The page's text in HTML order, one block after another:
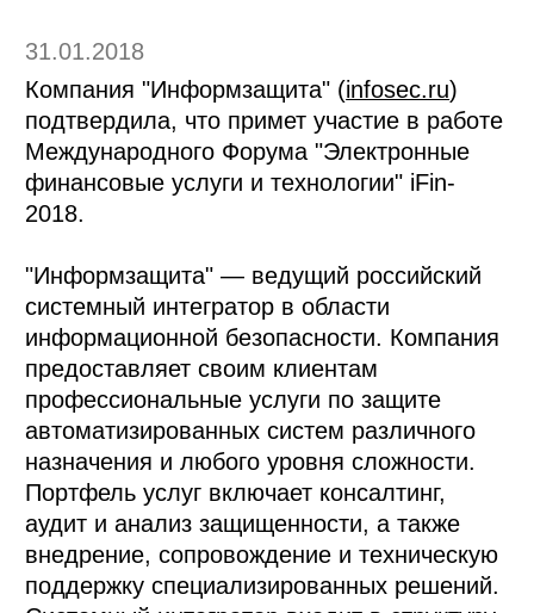
31.01.2018
Компания "Информзащита" (infosec.ru)
подтвердила, что примет участие в работе
Международного Форума "Электронные
финансовые услуги и технологии" iFin-
2018.
"Информзащита" — ведущий российский
системный интегратор в области
информационной безопасности. Компания
предоставляет своим клиентам
профессиональные услуги по защите
автоматизированных систем различного
назначения и любого уровня сложности.
Портфель услуг включает консалтинг,
аудит и анализ защищенности, а также
внедрение, сопровождение и техническую
поддержку специализированных решений.